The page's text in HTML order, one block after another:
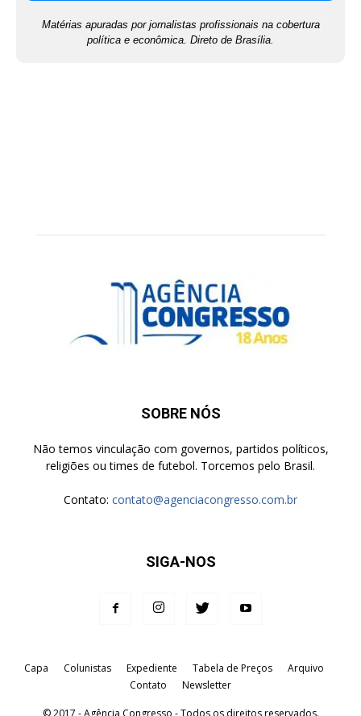
Matérias apuradas por jornalistas profissionais na cobertura
política e econômica. Direto de Brasília.
SOBRE NÓS
Não temos vinculação com governos, partidos políticos,
religiões ou times de futebol. Torcemos pelo Brasil.
Contato: contato@agenciacongresso.com.br
SIGA-NOS
Capa Colunistas Expediente Tabela de Preços
Arquivo
Contato
Newsletter
© 2017 - Agência Congresso - Todos os direitos reservados.